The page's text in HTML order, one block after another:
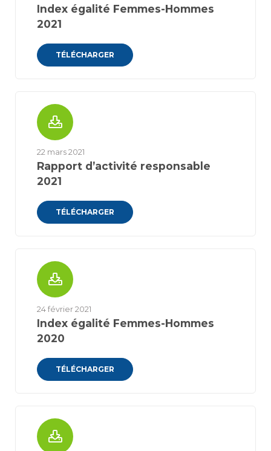
Index égalité Femmes-Hommes
2021
TÉLÉCHARGER
22 mars 2021
Rapport d’activité responsable
2021
TÉLÉCHARGER
24 février 2021
Index égalité Femmes-Hommes
2020
TÉLÉCHARGER